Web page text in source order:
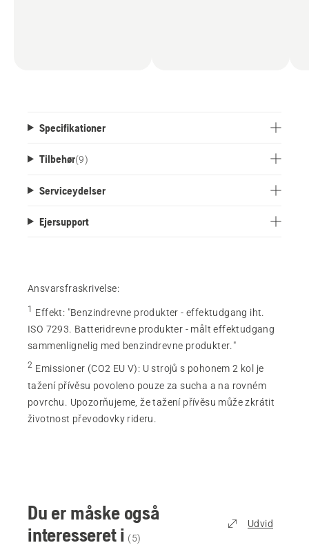
Specifikationer
Tilbehør(9)
Serviceydelser
Ejersupport
Ansvarsfraskrivelse:
1 Effekt: "Benzindrevne produkter - effektudgang iht.
ISO 7293. Batteridrevne produkter - målt effektudgang
sammenlignelig med benzindrevne produkter."
2 Emissioner (CO2 EU V): U strojů s pohonem 2 kol je
tažení přívěsu povoleno pouze za sucha a na rovném
povrchu. Upozorňujeme, že tažení přívěsu může zkrátit
životnost převodovky rideru.
Du er måske også
interesseret i (5)
Udvid